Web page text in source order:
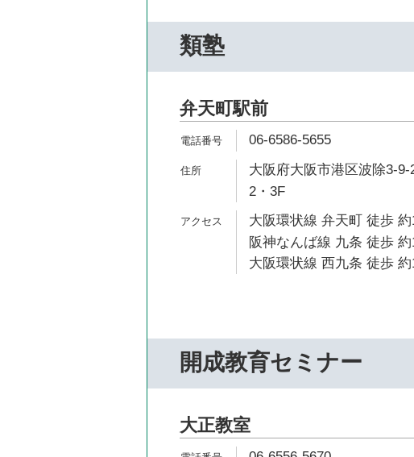
類塾
弁天町駅前
06-6586-5655
大阪府大阪市港区波除3-
2・3F
大阪環状線 弁天町 徒歩 約
阪神なんば線 九条 徒歩 約
大阪環状線 西九条 徒歩 約
開成教育セミナー
大正教室